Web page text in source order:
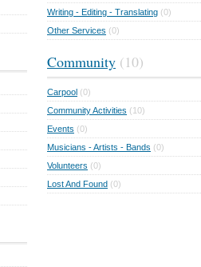
Writing - Editing - Translating (0)
Other Services (0)
Community (10)
Carpool (0)
Community Activities (10)
Events (0)
Musicians - Artists - Bands (0)
Volunteers (0)
Lost And Found (0)